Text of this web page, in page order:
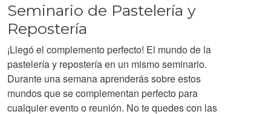
Seminario de Pastelería y
Repostería
¡Llegó el complemento perfecto! El mundo de la
pastelería y repostería en un mismo seminario.
Durante una semana aprenderás sobre estos
mundos que se complementan perfecto para
cualquier evento o reunión. No te quedes con las